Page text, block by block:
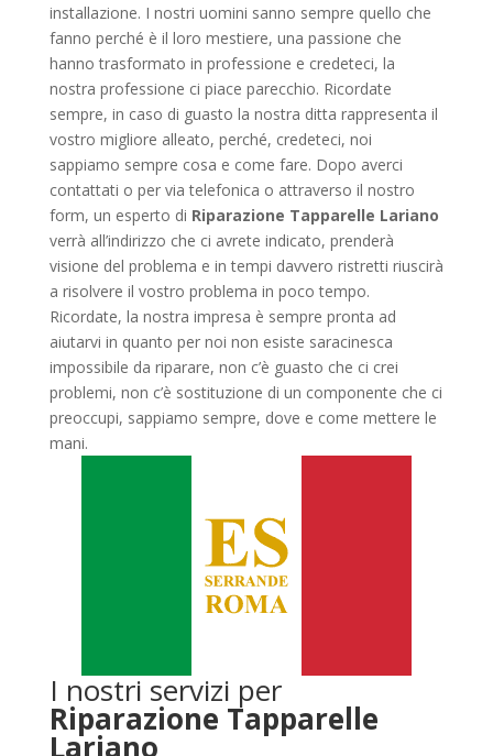
installazione. I nostri uomini sanno sempre quello che
fanno perché è il loro mestiere, una passione che
hanno trasformato in professione e credeteci, la
nostra professione ci piace parecchio. Ricordate
sempre, in caso di guasto la nostra ditta rappresenta il
vostro migliore alleato, perché, credeteci, noi
sappiamo sempre cosa e come fare. Dopo averci
contattati o per via telefonica o attraverso il nostro
form, un esperto di Riparazione Tapparelle Lariano
verrà all’indirizzo che ci avrete indicato, prenderà
visione del problema e in tempi davvero ristretti riuscirà
a risolvere il vostro problema in poco tempo.
Ricordate, la nostra impresa è sempre pronta ad
aiutarvi in quanto per noi non esiste saracinesca
impossibile da riparare, non c’è guasto che ci crei
problemi, non c’è sostituzione di un componente che ci
preoccupi, sappiamo sempre, dove e come mettere le
mani.
I nostri servizi per
Riparazione Tapparelle
Lariano